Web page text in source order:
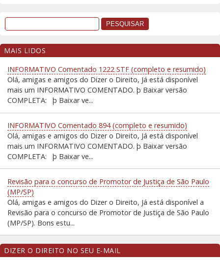
MAIS LIDOS
INFORMATIVO Comentado 1222 STF (completo e resumido)
Olá, amigas e amigos do Dizer o Direito, Já está disponível
mais um INFORMATIVO COMENTADO. þ Baixar versão
COMPLETA: þ Baixar ve...
INFORMATIVO Comentado 894 (completo e resumido)
Olá, amigas e amigos do Dizer o Direito, Já está disponível
mais um INFORMATIVO COMENTADO. þ Baixar versão
COMPLETA: þ Baixar ve...
Revisão para o concurso de Promotor de Justiça de São Paulo
(MP/SP)
Olá, amigas e amigos do Dizer o Direito, Já está disponível a
Revisão para o concurso de Promotor de Justiça de São Paulo
(MP/SP). Bons estu...
DIZER O DIREITO NO SEU E-MAIL